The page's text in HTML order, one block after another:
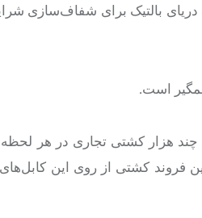
دریای بالتیک برای شفاف‌سازی
است.
چند هزار کشتی تجاری در هر
فروند کشتی از روی این